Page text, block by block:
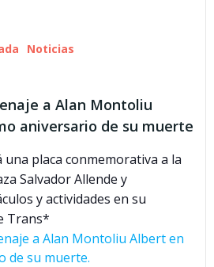
Noticias
a Alan Montoliu
aniversario de su muerte
una placa conmemorativa a la
Salvador Allende y
y actividades en su
Trans*